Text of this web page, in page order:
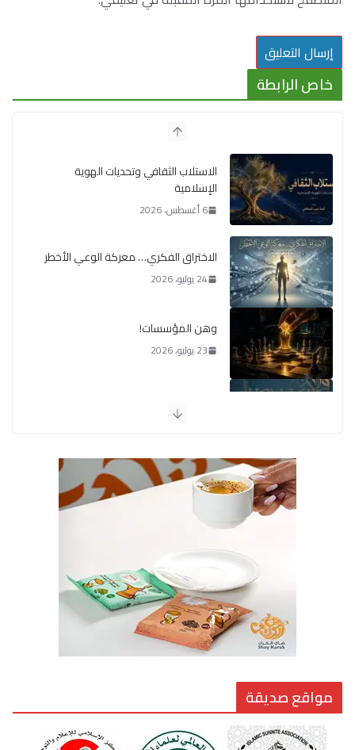
خاص الرابطة
الاستلاب الثقافي وتحديات الهوية
الإسلامية
6 أغسطس، 2026
الاختراق الفكري… معركة الوعي الأخطر
24 يوليو، 2026
وهن المؤسسات!
23 يوليو، 2026
الوضع اليوم في الشرق الأوسط
6 أغسطس، 2026
مواقع صديقة